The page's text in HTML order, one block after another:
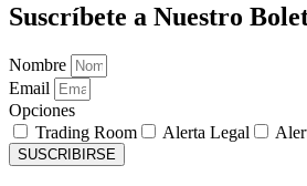
Suscríbete a Nuestro
Nombre
Email
Opciones
Trading Room
Alerta Legal
SUSCRIBIRSE